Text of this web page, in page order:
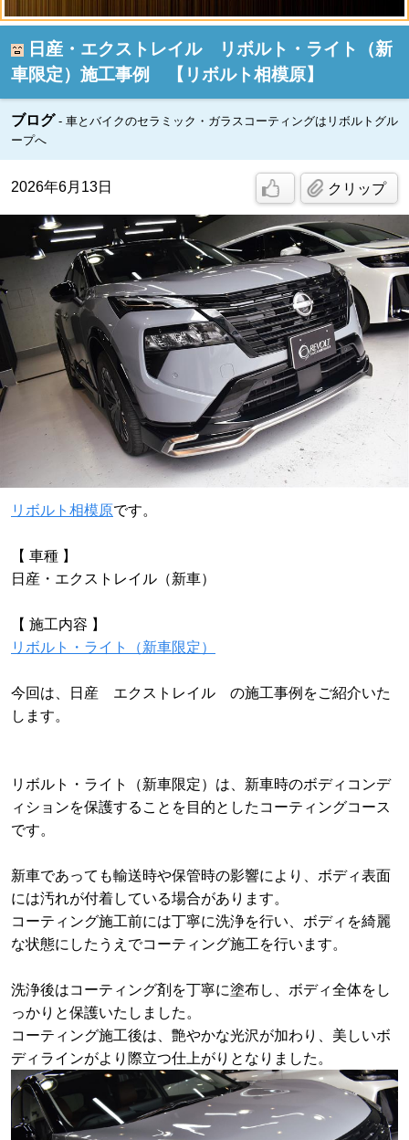
日産・エクストレイル リボルト・ライト（新
車限定）施工事例 【リボルト相模原】
ブログ
車とバイクのセラミック・ガラスコーティングはリボルトグル
ープへ
2026年6月13日 クリップ
リボルト相模原です。
【 車種 】
日産・エクストレイル（新車）
【 施工内容 】
リボルト・ライト（新車限定）
今回は、日産 エクストレイル の施工事例をご紹介いた
します。
リボルト・ライト（新車限定）は、新車時のボディコンデ
ィションを保護することを目的としたコーティングコース
です。
新車であっても輸送時や保管時の影響により、ボディ表面
には汚れが付着している場合があります。
コーティング施工前には丁寧に洗浄を行い、ボディを綺麗
な状態にしたうえでコーティング施工を行います。
洗浄後はコーティング剤を丁寧に塗布し、ボディ全体をし
っかりと保護いたしました。
コーティング施工後は、艶やかな光沢が加わり、美しいボ
ディラインがより際立つ仕上がりとなりました。